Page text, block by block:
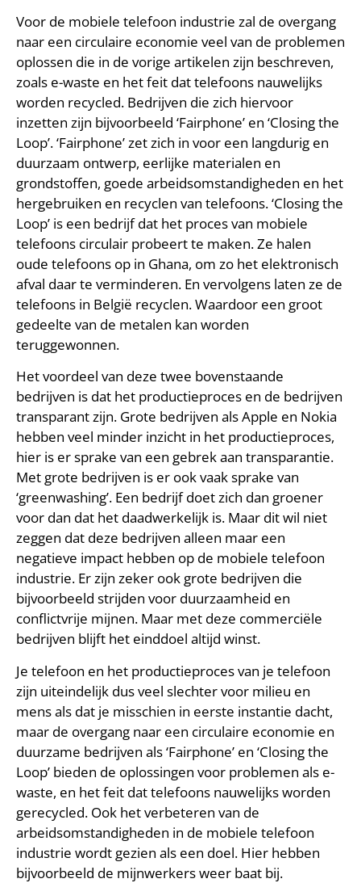
Voor de mobiele telefoon industrie zal de overgang
naar een circulaire economie veel van de problemen
oplossen die in de vorige artikelen zijn beschreven,
zoals e-waste en het feit dat telefoons nauwelijks
worden recycled. Bedrijven die zich hiervoor
inzetten zijn bijvoorbeeld ‘Fairphone’ en ‘Closing the
Loop’. ‘Fairphone’ zet zich in voor een langdurig en
duurzaam ontwerp, eerlijke materialen en
grondstoffen, goede arbeidsomstandigheden en het
hergebruiken en recyclen van telefoons. ‘Closing the
Loop’ is een bedrijf dat het proces van mobiele
telefoons circulair probeert te maken. Ze halen
oude telefoons op in Ghana, om zo het elektronisch
afval daar te verminderen. En vervolgens laten ze de
telefoons in België recyclen. Waardoor een groot
gedeelte van de metalen kan worden
teruggewonnen.
Het voordeel van deze twee bovenstaande
bedrijven is dat het productieproces en de bedrijven
transparant zijn. Grote bedrijven als Apple en Nokia
hebben veel minder inzicht in het productieproces,
hier is er sprake van een gebrek aan transparantie.
Met grote bedrijven is er ook vaak sprake van
‘greenwashing’. Een bedrijf doet zich dan groener
voor dan dat het daadwerkelijk is. Maar dit wil niet
zeggen dat deze bedrijven alleen maar een
negatieve impact hebben op de mobiele telefoon
industrie. Er zijn zeker ook grote bedrijven die
bijvoorbeeld strijden voor duurzaamheid en
conflictvrije mijnen. Maar met deze commerciële
bedrijven blijft het einddoel altijd winst.
Je telefoon en het productieproces van je telefoon
zijn uiteindelijk dus veel slechter voor milieu en
mens als dat je misschien in eerste instantie dacht,
maar de overgang naar een circulaire economie en
duurzame bedrijven als ‘Fairphone’ en ‘Closing the
Loop’ bieden de oplossingen voor problemen als e-
waste, en het feit dat telefoons nauwelijks worden
gerecycled. Ook het verbeteren van de
arbeidsomstandigheden in de mobiele telefoon
industrie wordt gezien als een doel. Hier hebben
bijvoorbeeld de mijnwerkers weer baat bij.